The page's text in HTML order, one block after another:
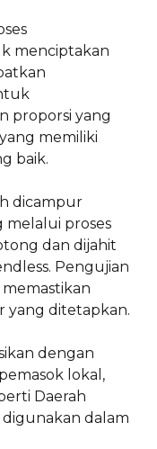
menciptakan
proporsi yang
memiliki
baik.
dicampur
melalui proses
dan dijahit
Pengujian
yang ditetapkan.
dengan
lokal,
Daerah
digunakan dalam